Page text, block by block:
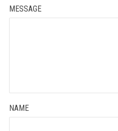
MESSAGE
NAME